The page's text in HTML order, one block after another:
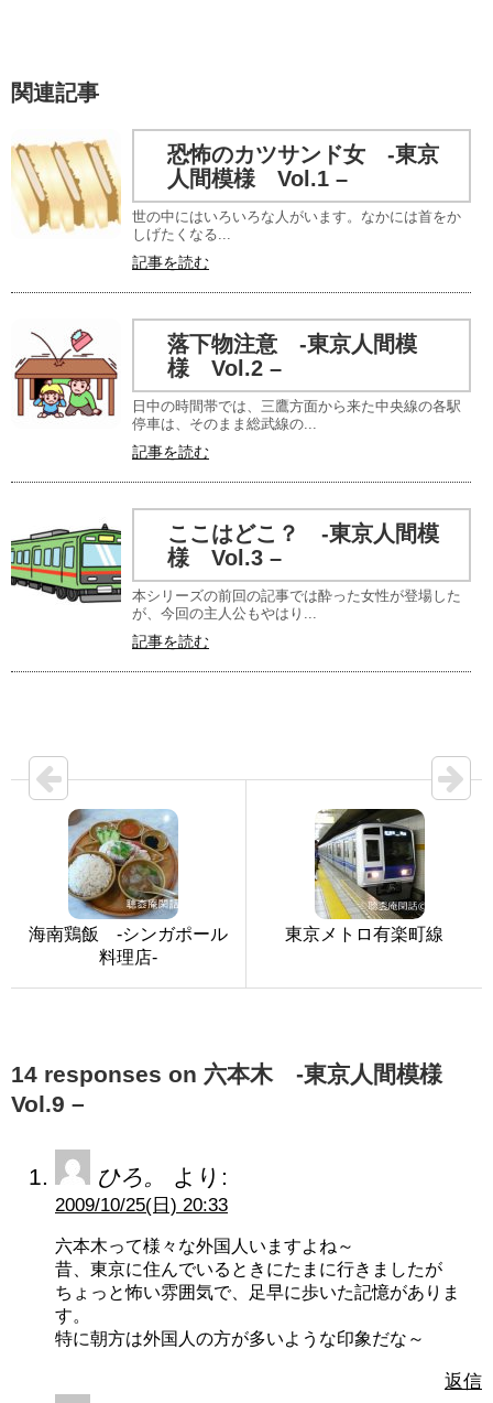
関連記事
恐怖のカツサンド女 -東京
人間模様 Vol.1 –
世の中にはいろいろな人がいます。なかには首をか
しげたくなる...
記事を読む
落下物注意 -東京人間模
様 Vol.2 –
日中の時間帯では、三鷹方面から来た中央線の各駅
停車は、そのまま総武線の...
記事を読む
ここはどこ？ -東京人間模
様 Vol.3 –
本シリーズの前回の記事では酔った女性が登場した
が、今回の主人公もやはり...
記事を読む
海南鶏飯 -シンガポール
料理店-
東京メトロ有楽町線
14 responses on 六本木 -東京人間模様
Vol.9 –
ひろ。 より:
2009/10/25(日) 20:33
六本木って様々な外国人いますよね～
昔、東京に住んでいるときにたまに行きましたが
ちょっと怖い雰囲気で、足早に歩いた記憶がありま
す。
特に朝方は外国人の方が多いような印象だな～
返信